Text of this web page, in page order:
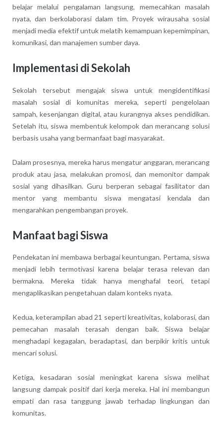
belajar melalui pengalaman langsung, memecahkan masalah
nyata, dan berkolaborasi dalam tim. Proyek wirausaha sosial
menjadi media efektif untuk melatih kemampuan kepemimpinan,
komunikasi, dan manajemen sumber daya.
Implementasi di Sekolah
Sekolah tersebut mengajak siswa untuk mengidentifikasi
masalah sosial di komunitas mereka, seperti pengelolaan
sampah, kesenjangan digital, atau kurangnya akses pendidikan.
Setelah itu, siswa membentuk kelompok dan merancang solusi
berbasis usaha yang bermanfaat bagi masyarakat.
Dalam prosesnya, mereka harus mengatur anggaran, merancang
produk atau jasa, melakukan promosi, dan memonitor dampak
sosial yang dihasilkan. Guru berperan sebagai fasilitator dan
mentor yang membantu siswa mengatasi kendala dan
mengarahkan pengembangan proyek.
Manfaat bagi Siswa
Pendekatan ini membawa berbagai keuntungan. Pertama, siswa
menjadi lebih termotivasi karena belajar terasa relevan dan
bermakna. Mereka tidak hanya menghafal teori, tetapi
mengaplikasikan pengetahuan dalam konteks nyata.
Kedua, keterampilan abad 21 seperti kreativitas, kolaborasi, dan
pemecahan masalah terasah dengan baik. Siswa belajar
menghadapi kegagalan, beradaptasi, dan berpikir kritis untuk
mencari solusi.
Ketiga, kesadaran sosial meningkat karena siswa melihat
langsung dampak positif dari kerja mereka. Hal ini membangun
empati dan rasa tanggung jawab terhadap lingkungan dan
komunitas.